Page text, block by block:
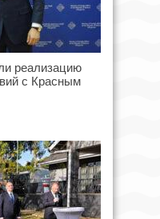
реализацию
с Красным